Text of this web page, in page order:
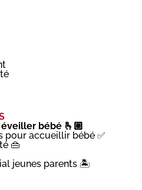
bébé 🫰🏼
pour accueillir bébé ✅
👜
jeunes parents 🏝️